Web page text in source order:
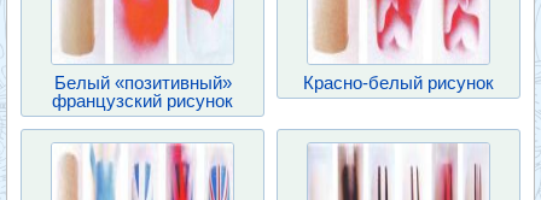
Белый «позитивный»
французский рисунок
Красно-белый рисунок